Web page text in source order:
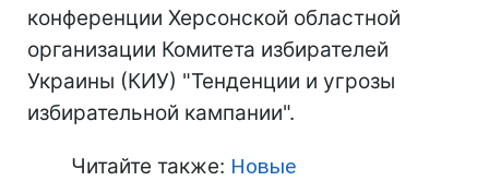
конференции Херсонской областной
организации Комитета избирателей
Украины (КИУ) "Тенденции и угрозы
избирательной кампании".
Читайте также: Новые